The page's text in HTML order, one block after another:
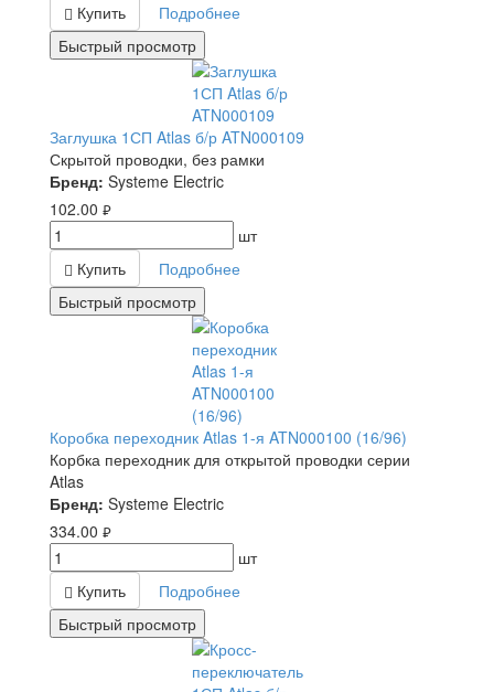
Купить
Подробнее
Быстрый просмотр
Заглушка 1СП Atlas б/р ATN000109
Скрытой проводки, без рамки
Бренд: Systeme Electric
102.00 руб.
шт
Купить
Подробнее
Быстрый просмотр
Коробка переходник Atlas 1-я ATN000100 (16/96)
Корбка переходник для открытой проводки серии
Atlas
Бренд: Systeme Electric
334.00 руб.
шт
Купить
Подробнее
Быстрый просмотр